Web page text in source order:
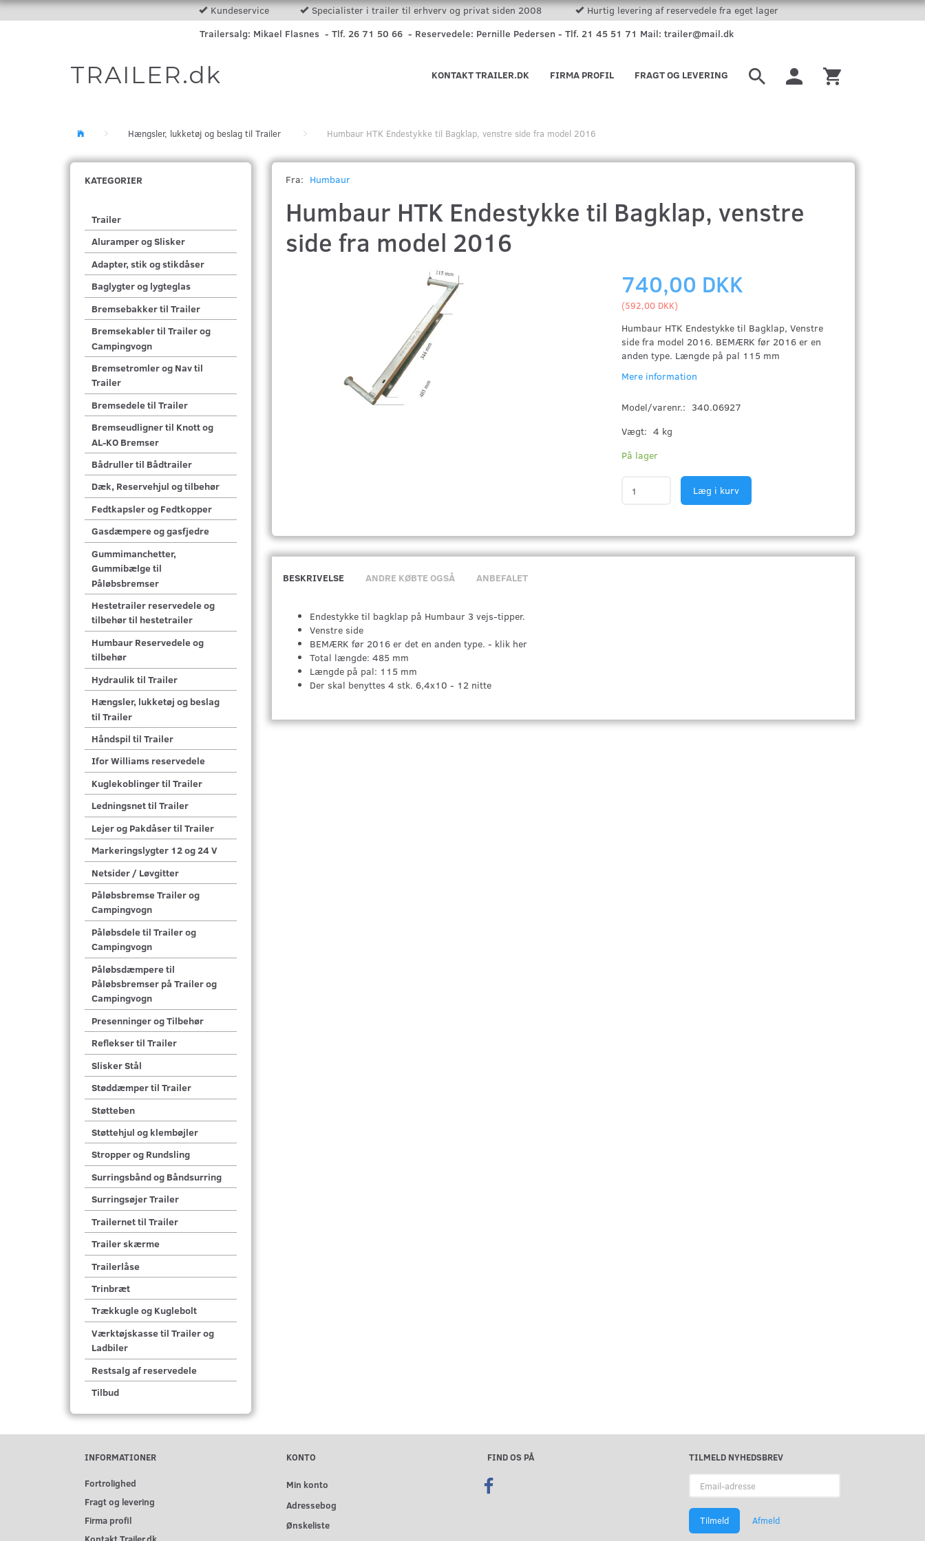
Kundeservice Specialister i trailer til erhverv og privat siden 2008
Hurtig levering af reservedele fra eget lager
Trailersalg: Mikael Flasnes - Tlf. 26 71 50 66 - Reservedele: Pernille Pedersen - Tlf. 21 45 51 71 Mail: trailer@mail.dk
TRAILER.dk FRAGT OG LEVERING
FIRMA PROFIL
KONTAKT TRAILER.DK
Hængsler, lukketøj og beslag til Trailer Humbaur HTK Endestykke til Bagklap, venstre side fra model 2016
KATEGORIER
Trailer
Aluramper og Slisker
Adapter, stik og stikdåser
Baglygter og lygteglas
Bremsebakker til Trailer
Bremsekabler til Trailer og
Campingvogn
Bremsetromler og Nav til
Trailer
Bremsedele til Trailer
Bremseudligner til Knott og
AL-KO Bremser
Bådruller til Bådtrailer
Dæk, Reservehjul og tilbehør
Fedtkapsler og Fedtkopper
Gasdæmpere og gasfjedre
Gummimanchetter,
Gummibælge til
Påløbsbremser
Hestetrailer reservedele og
tilbehør til hestetrailer
Humbaur Reservedele og
tilbehør
Hydraulik til Trailer
Hængsler, lukketøj og beslag
til Trailer
Håndspil til Trailer
Ifor Williams reservedele
Kuglekoblinger til Trailer
Ledningsnet til Trailer
Lejer og Pakdåser til Trailer
Markeringslygter 12 og 24 V
Netsider / Løvgitter
Påløbsbremse Trailer og
Campingvogn
Påløbsdele til Trailer og
Campingvogn
Påløbsdæmpere til
Påløbsbremser på Trailer og
Campingvogn
Presenninger og Tilbehør
Reflekser til Trailer
Slisker Stål
Støddæmper til Trailer
Støtteben
Støttehjul og klembøjler
Stropper og Rundsling
Surringsbånd og Båndsurring
Surringsøjer Trailer
Trailernet til Trailer
Trailer skærme
Trailerlåse
Trinbræt
Trækkugle og Kuglebolt
Værktøjskasse til Trailer og
Ladbiler
Restsalg af reservedele
Tilbud
Fra: Humbaur
Humbaur HTK Endestykke til Bagklap, venstre
side fra model 2016
740,00 DKK
(592,00 DKK)
Humbaur HTK Endestykke til Bagklap, Venstre
side fra model 2016. BEMÆRK før 2016 er en
anden type. Længde på pal 115 mm
Mere information
Model/varenr.: 340.06927
Vægt: 4 kg
På lager
Læg i kurv
BESKRIVELSE ANDRE KØBTE OGSÅ ANBEFALET
Endestykke til bagklap på Humbaur 3 vejs-tipper.
Venstre side
BEMÆRK før 2016 er det en anden type. - klik her
Total længde: 485 mm
Længde på pal: 115 mm
Der skal benyttes 4 stk. 6,4x10 - 12 nitte
INFORMATIONER
Fortrolighed
Fragt og levering
Firma profil
KONTO
Min konto
Adressebog
Ønskeliste
FIND OS PÅ
TILMELD NYHEDSBREV
adresse
Tilmeld Afmeld